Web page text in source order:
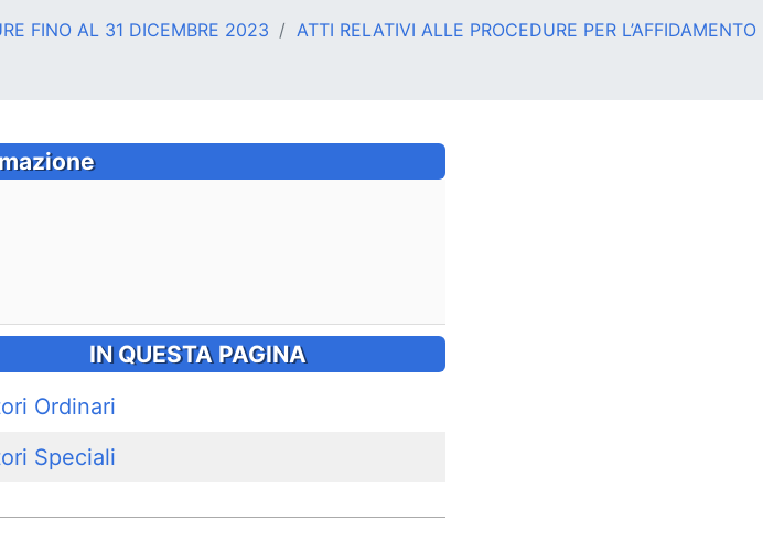
FINO AL 31 DICEMBRE 2023
ATTI RELATIVI ALLE PROCEDURE PER L’AFFIDAMENTO
IN QUESTA PAGINA
Ordinari
Speciali